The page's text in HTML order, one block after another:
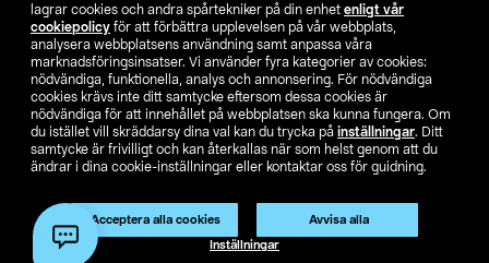
lagrar cookies och andra spårtekniker på din enhet enligt vår
cookiepolicy för att förbättra upplevelsen på vår webbplats,
analysera webbplatsens användning samt anpassa våra
marknadsföringsinsatser. Vi använder fyra kategorier av cookies:
nödvändiga, funktionella, analys och annonsering. För nödvändiga
cookies krävs inte ditt samtycke eftersom dessa cookies är
nödvändiga för att innehållet på webbplatsen ska kunna fungera. Om
du istället vill skräddarsy dina val kan du trycka på inställningar. Ditt
samtycke är frivilligt och kan återkallas när som helst genom att du
ändrar i dina cookie-inställningar eller kontaktar oss för guidning.
Acceptera alla cookies Avvisa alla
Inställningar
SE NO FI
Ändra till priser exklusive moms